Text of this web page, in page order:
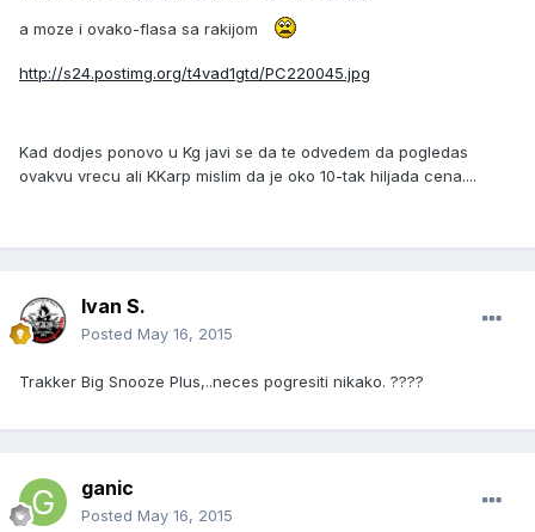
a moze i ovako-flasa sa rakijom
http://s24.postimg.org/t4vad1gtd/PC220045.jpg
Kad dodjes ponovo u Kg javi se da te odvedem da pogledas
ovakvu vrecu ali KKarp mislim da je oko 10-tak hiljada cena....
Ivan S.
Posted May 16, 2015
Trakker Big Snooze Plus,..neces pogresiti nikako. ????
ganic
Posted May 16, 2015